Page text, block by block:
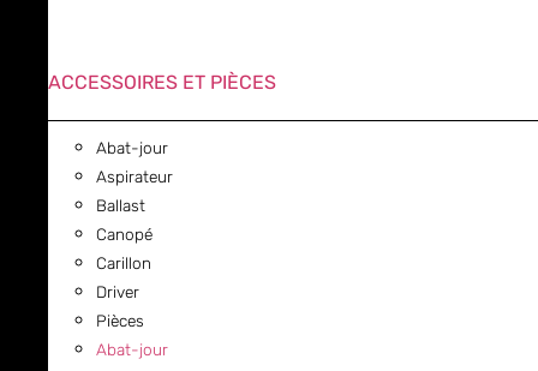
ACCESSOIRES ET PIÈCES
Abat-jour
Aspirateur
Ballast
Canopé
Carillon
Driver
Pièces
Abat-jour